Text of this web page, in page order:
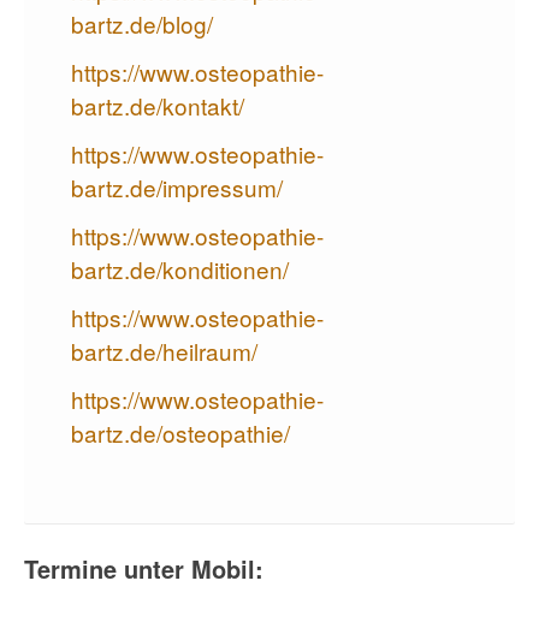
bartz.de/blog/
https://www.osteopathie-
bartz.de/kontakt/
https://www.osteopathie-
bartz.de/impressum/
https://www.osteopathie-
bartz.de/konditionen/
https://www.osteopathie-
bartz.de/heilraum/
https://www.osteopathie-
bartz.de/osteopathie/
Termine unter Mobil: